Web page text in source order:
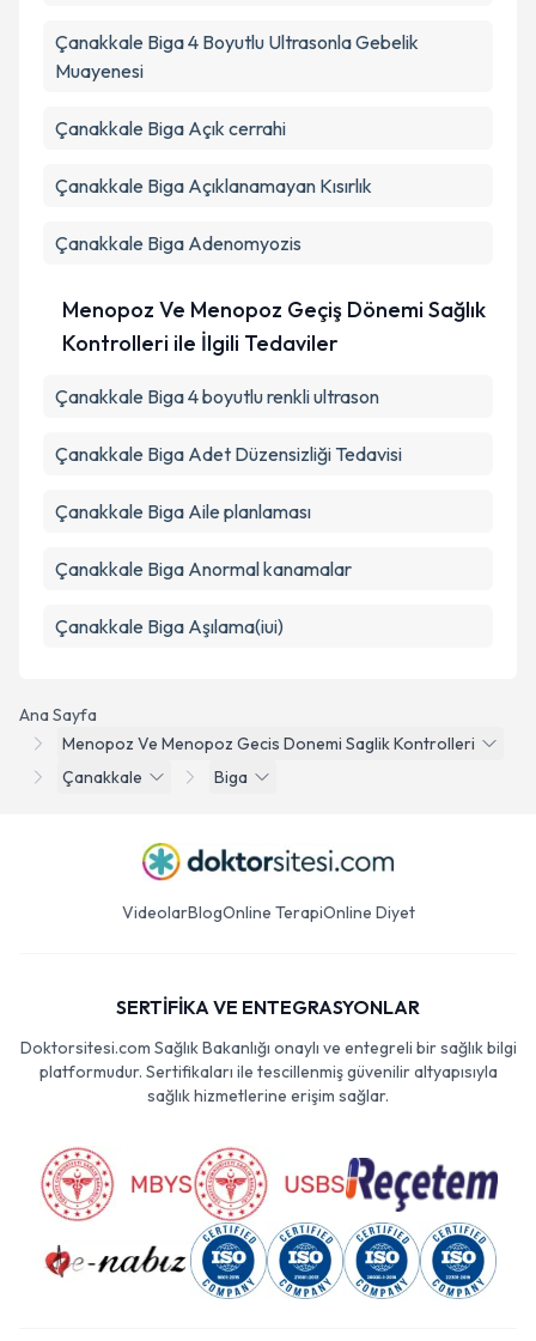
Ana Sayfa
Menopoz Ve Menopoz Gecis Donemi Saglik Kontrolleri
Çanakkale
Biga
Çanakkale Biga 4 Boyutlu Ultrasonla Gebelik
Muayenesi
Çanakkale Biga Açık cerrahi
Çanakkale Biga Açıklanamayan Kısırlık
Çanakkale Biga Adenomyozis
Menopoz Ve Menopoz Geçiş Dönemi Sağlık
Kontrolleri ile İlgili Tedaviler
Çanakkale Biga 4 boyutlu renkli ultrason
Çanakkale Biga Adet Düzensizliği Tedavisi
Çanakkale Biga Aile planlaması
Çanakkale Biga Anormal kanamalar
Çanakkale Biga Aşılama(iui)
VideolarBlogOnline TerapiOnline Diyet
SERTİFİKA VE ENTEGRASYONLAR
Doktorsitesi.com Sağlık Bakanlığı onaylı ve entegreli bir sağlık bilgi
platformudur. Sertifikaları ile tescillenmiş güvenilir altyapısıyla
sağlık hizmetlerine erişim sağlar.